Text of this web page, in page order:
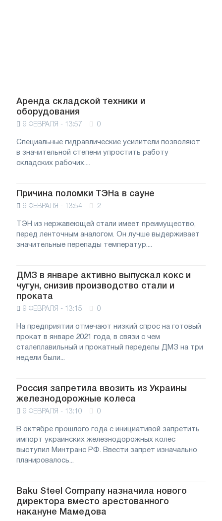
Аренда складской техники и
оборудования
9 ФЕВРАЛЯ - 13:57 0
Специальные гидравлические усилители позволяют
в значительной степени упростить работу
складских рабочих....
Причина поломки ТЭНа в сауне
9 ФЕВРАЛЯ - 13:54 2
ТЭН из нержавеющей стали имеет преимущество,
перед ленточным аналогом. Он лучше выдерживает
значительные перепады температур....
ДМЗ в январе активно выпускал кокс и
чугун, снизив производство стали и
проката
9 ФЕВРАЛЯ - 13:15 0
На предприятии отмечают низкий спрос на готовый
прокат в январе 2021 года, в связи с чем
сталеплавильный и прокатный переделы ДМЗ на три
недели были...
Россия запретила ввозить из Украины
железнодорожные колеса
9 ФЕВРАЛЯ - 13:10 0
В октябре прошлого года с инициативой запретить
импорт украинских железнодорожных колес
выступил Минтранс РФ. Ввести запрет изначально
планировалось...
Baku Steel Company назначила нового
директора вместо арестованного
накануне Мамедова